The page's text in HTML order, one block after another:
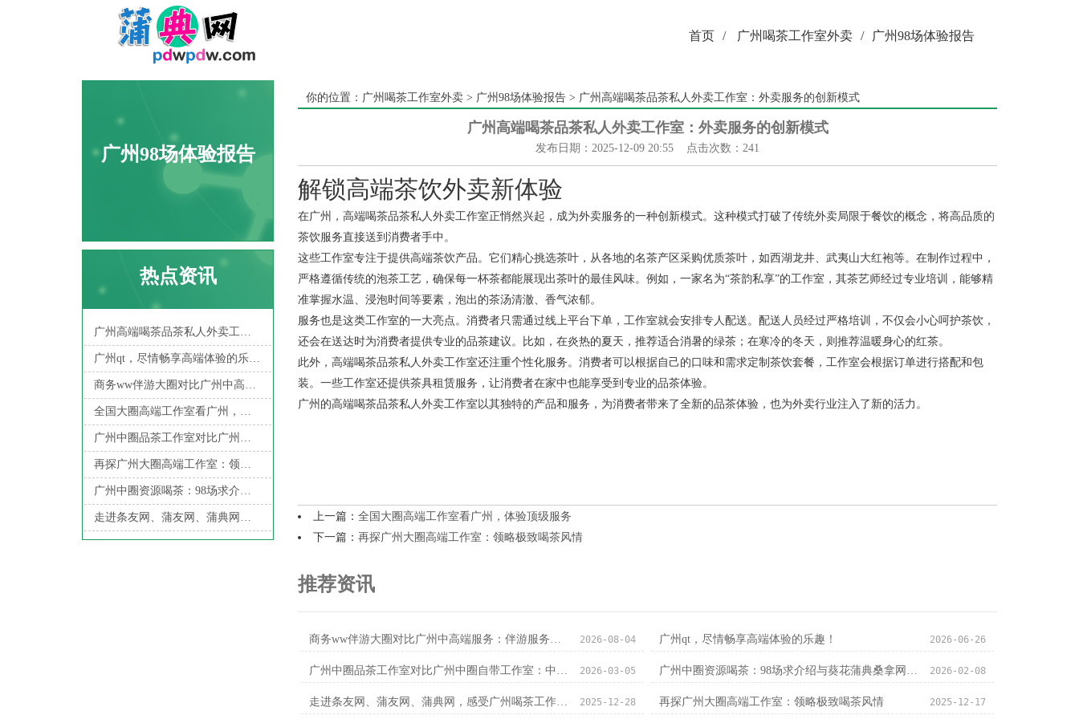
首页 / 广州喝茶工作室外卖 / 广州98场体验报告
广州98场体验报告
热点资讯
‌广州高端喝茶品茶私人外卖工作室‌：外卖服务的创新模式
广州qt，尽情畅享高端体验的乐趣！
商务ww伴游大圈对比广州中高端服务：伴游服务安全指南_136
全国大圈高端工作室看广州，体验顶级服务
广州中圈品茶工作室对比广州中圈自带工作室：中端茶室消费升级_109
再探广州大圈高端工作室：领略极致喝茶风情
广州中圈资源喝茶：98场求介绍与葵花蒲典桑拿网的用户社群分析
走进条友网、蒲友网、蒲典网，感受广州喝茶工作室氛围！
你的位置： 广州喝茶工作室外卖 > 广州98场体验报告 > ‌广州高端喝茶品茶私人外卖工作室‌：外卖服务的创新模式
‌广州高端喝茶品茶私人外卖工作室‌：外卖服务的创新模式
发布日期：2025-12-09 20:55 点击次数：241
解锁高端茶饮外卖新体验
在广州，高端喝茶品茶私人外卖工作室正悄然兴起，成为外卖服务的一种创新模式。这种模式打破了传统外卖局限于餐饮的概念，将高品质的
茶饮服务直接送到消费者手中。
这些工作室专注于提供高端茶饮产品。它们精心挑选茶叶，从各地的名茶产区采购优质茶叶，如西湖龙井、武夷山大红袍等。在制作过程中，
严格遵循传统的泡茶工艺，确保每一杯茶都能展现出茶叶的最佳风味。例如，一家名为“茶韵私享”的工作室，其茶艺师经过专业培训，能够精
准掌握水温、浸泡时间等要素，泡出的茶汤清澈、香气浓郁。
服务也是这类工作室的一大亮点。消费者只需通过线上平台下单，工作室就会安排专人配送。配送人员经过严格培训，不仅会小心呵护茶饮，
还会在送达时为消费者提供专业的品茶建议。比如，在炎热的夏天，推荐适合消暑的绿茶；在寒冷的冬天，则推荐温暖身心的红茶。
此外，高端喝茶品茶私人外卖工作室还注重个性化服务。消费者可以根据自己的口味和需求定制茶饮套餐，工作室会根据订单进行搭配和包
装。一些工作室还提供茶具租赁服务，让消费者在家中也能享受到专业的品茶体验。
广州的高端喝茶品茶私人外卖工作室以其独特的产品和服务，为消费者带来了全新的品茶体验，也为外卖行业注入了新的活力。
上一篇：全国大圈高端工作室看广州，体验顶级服务
下一篇：再探广州大圈高端工作室：领略极致喝茶风情
推荐资讯
商务ww伴游大圈对比广州中高端服务：伴游服务安全指南_136 2026-08-04 广州qt，尽情畅享高端体验的乐趣！ 2026-06-26
广州中圈品茶工作室对比广州中圈自带工作室：中端茶室消费升级_109 2026-03-05 广州中圈资源喝茶：98场求介绍与葵花蒲典桑拿网的用户社群分析 2026-02-08
走进条友网、蒲友网、蒲典网，感受广州喝茶工作室氛围！ 2025-12-28 再探广州大圈高端工作室：领略极致喝茶风情 2025-12-17